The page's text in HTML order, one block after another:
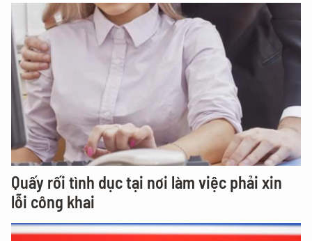
Quấy rối tình dục tại nơi làm việc phải xin
lỗi công khai